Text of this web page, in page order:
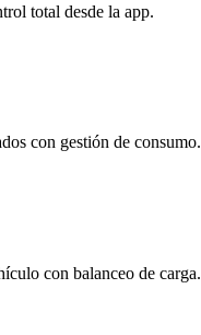
total desde la app.
con gestión de consumo.
con balanceo de carga.